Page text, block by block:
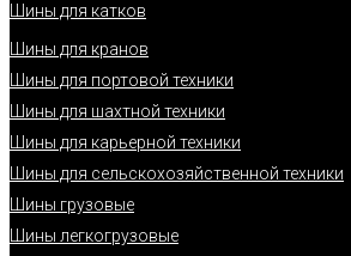
Шины для катков
Шины для кранов
Шины для портовой техники
Шины для шахтной техники
Шины для карьерной техники
Шины для сельскохозяйственной техники
Шины грузовые
Шины легкогрузовые